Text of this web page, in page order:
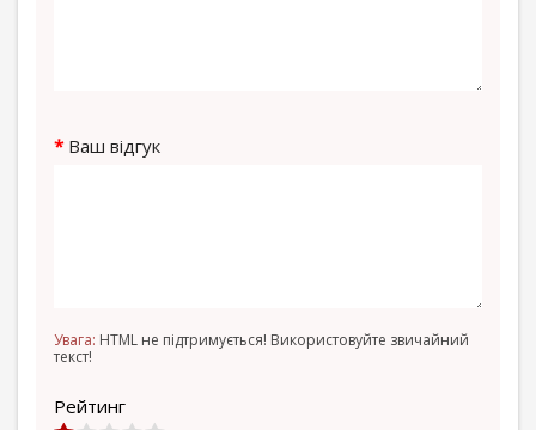
Ваш відгук
Увага: HTML не підтримується! Використовуйте звичайний
текст!
Рейтинг